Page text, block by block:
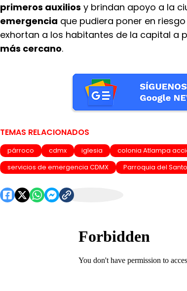
primeros auxilios y brindan apoyo a la
emergencia que pudiera poner en
exhortan a los habitantes de la capital a
más cercano.
TEMAS RELACIONADOS
párroco cdmx iglesia colonia Atlampa
servicios de emergencia CDMX
Parroquia del